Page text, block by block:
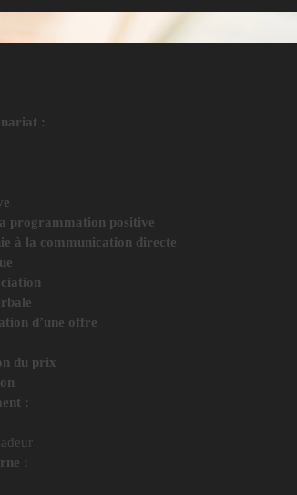
:
programmation positive
à la communication directe
d’une offre
du prix
:
: